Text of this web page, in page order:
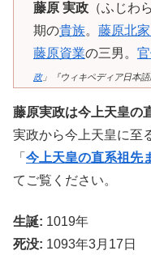
藤原 実政 （ふじわ
期の貴族。 藤原北家
藤原資業の三男。
政」『ウィキペディア日本
藤原実政は今上天皇の
実政から今上天皇に至
「 今上天皇の直系祖先
てご覧ください。
生誕: 1019年
死没: 1093年3月17日